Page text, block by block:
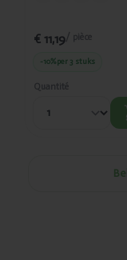
€ 11,19/ pièce
-10%per 3 stuks
Quantité